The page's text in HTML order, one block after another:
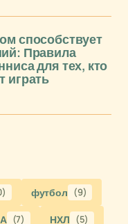
способствует
Правила
для тех, кто
играть
футбол (9)
(7) НХЛ (5)